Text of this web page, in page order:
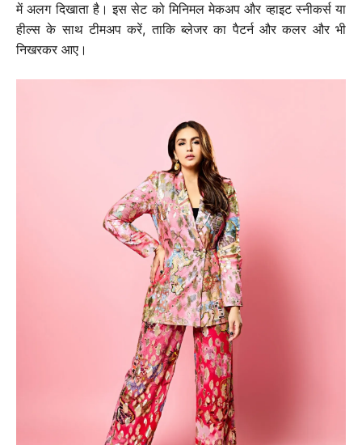
में अलग दिखाता है। इस सेट को मिनिमल मेकअप और व्हाइट स्नीकर्स या
हील्स के साथ टीमअप करें, ताकि ब्लेजर का पैटर्न और कलर और भी
निखरकर आए।